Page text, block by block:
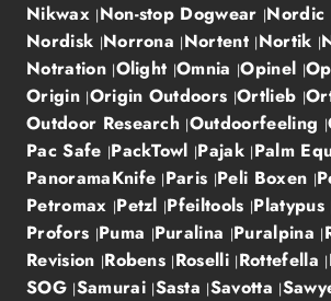
Nikwax Non-stop Dogwear Nordic
Nordisk Norrona Nortent Nortik
Notration Olight Omnia Opinel
Origin Origin Outdoors Ortlieb
Outdoor Research Outdoorfeeling
Pac Safe PackTowl Pajak Palm
PanoramaKnife Paris Peli Boxen
Petromax Petzl Pfeiltools Platypus
Profors Puma Puralina Puralpina
Revision Robens Roselli Rottefella
SOG Samurai Sasta Savotta